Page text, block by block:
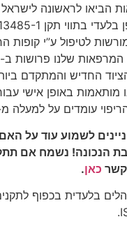
הביאו לראשונה
לטיפול ע”י קופות
החדיש והמתקדם
מותאמות באופן אישי
עומדים על למעלה מ-
לשמוע עוד על
הנכונה! נשמח אם
קשר כאן.